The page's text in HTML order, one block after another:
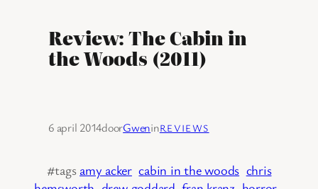
Review: The Cabin in
the Woods (2011)
6 april 2014doorGweninREVIEWS
#tags amy acker cabin in the woods chris